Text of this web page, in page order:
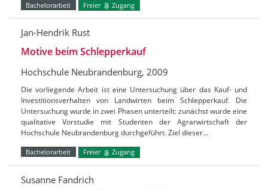
Bachelorarbeit Freier Zugang
Jan-Hendrik Rust
Motive beim Schlepperkauf
Hochschule Neubrandenburg, 2009
Die vorliegende Arbeit ist eine Untersuchung über das Kauf- und
Investitionsverhalten von Landwirten beim Schlepperkauf. Die
Untersuchung wurde in zwei Phasen unterteilt: zunächst wurde eine
qualitative Vorstudie mit Studenten der Agrarwirtschaft der
Hochschule Neubrandenburg durchgeführt. Ziel dieser…
Bachelorarbeit Freier Zugang
Susanne Fandrich